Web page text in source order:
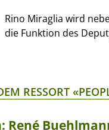
Rino Miraglia wird
die Funktion des
RESSORT
René